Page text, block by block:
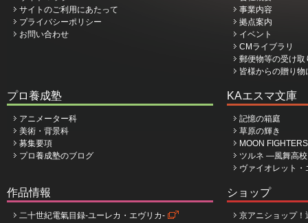
サイトのご利用にあたって
プライバシーポリシー
お問い合わせ
事業内容
拠点案内
イベント
CMライブラリ
郵便物等の受け取
皆様からの贈り
プロ養成塾
アニメーター科
美術・背景科
募集要項
プロ養成塾のブログ
KAエスマ文庫
記憶の箱庭
草原の輝き
MOON
ツルネ ―風舞高
ヴァイオレット
作品情報
二十世紀電氣目録-ユーレカ・エヴリカ-
ショップ
京アニショップ！